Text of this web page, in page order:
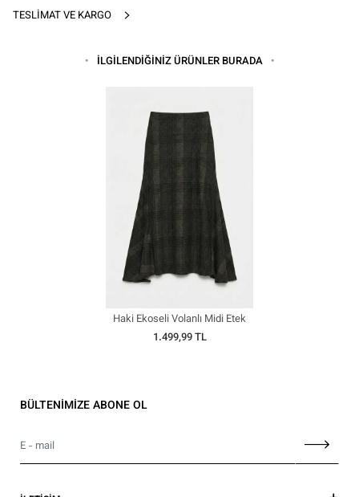
TESLIMAT VE KARGO
İLGİLENDİĞİNİZ ÜRÜNLER BURADA
Haki Ekoseli Volanlı Midi Etek
1.499,99 TL
BÜLTENİMİZE ABONE OL